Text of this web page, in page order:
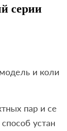
серии
и коли
пар и се
устан